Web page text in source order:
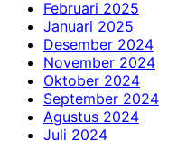
Februari 2025
Januari 2025
Desember 2024
November 2024
Oktober 2024
September 2024
Agustus 2024
Juli 2024